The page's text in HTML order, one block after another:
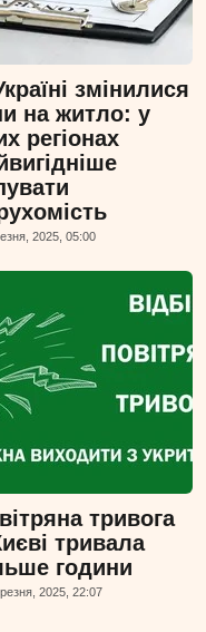
змінилися
на житло: у
регіонах
2025, 05:00
тривога
тривала
години
2025, 22:07